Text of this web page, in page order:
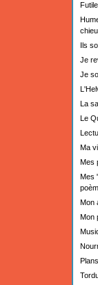
Ils
Je
Je
La
Le
Ma
Mes
Mes
Mon
Mon